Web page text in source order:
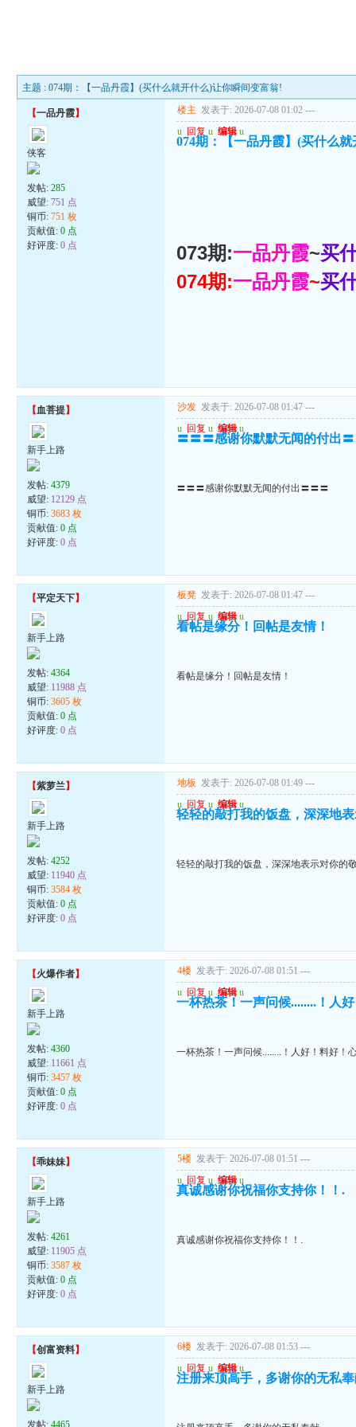
主题 : 074期：【一品丹霞】(买什么就开什么)让你瞬间变富翁!
【一品丹霞】
侠客
发帖:285
威望:751 点
铜币:751 枚
贡献值:0 点
好评度:0 点
楼主 发表于: 2026-07-08 01:02 ---
u 回复 u 编辑 u
074期：【一品丹霞】(买什么
073期:一品丹霞~买
074期:一品丹霞~买
【血菩提】
新手上路
发帖:4379
威望: 12129 点
铜币:3683 枚
贡献值:0 点
好评度:0 点
沙发 发表于: 2026-07-08 01:47 ---
u 回复 u 编辑 u
〓〓〓感谢你默默无闻的付出
〓〓〓感谢你默默无闻的付出〓〓〓
【平定天下】
新手上路
发帖:4364
威望: 11988 点
铜币:3605 枚
贡献值:0 点
好评度:0 点
板凳 发表于: 2026-07-08 01:47 ---
u 回复 u 编辑 u
看帖是缘分！回帖是友情！
看帖是缘分！回帖是友情！
【紫萝兰】
新手上路
发帖:4252
威望: 11940 点
铜币:3584 枚
贡献值:0 点
好评度:0 点
地板 发表于: 2026-07-08 01:49 ---
u 回复 u 编辑 u
轻轻的敲打我的饭盘，深深地
轻轻的敲打我的饭盘，深深地表示对你的
【火爆作者】
新手上路
发帖:4360
威望: 11661 点
铜币:3457 枚
贡献值:0 点
好评度:0 点
4楼 发表于: 2026-07-08 01:51 ---
u 回复 u 编辑 u
一杯热茶！一声问候........！人
一杯热茶！一声问候........！人好！料好！
【乖妹妹】
新手上路
发帖:4261
威望: 11905 点
铜币:3587 枚
贡献值:0 点
好评度:0 点
5楼 发表于: 2026-07-08 01:51 ---
u 回复 u 编辑 u
真诚感谢你祝福你支持你！！.
真诚感谢你祝福你支持你！！.
【创富资料】
新手上路
发帖:4465
6楼 发表于: 2026-07-08 01:53 ---
u 回复 u 编辑 u
注册来顶高手，多谢你的无私